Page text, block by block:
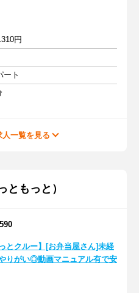
円
ート
人一覧を見る
ともっと）
とクルー】[お弁当屋さん]未経
りがい◎動画マニュアル有で安